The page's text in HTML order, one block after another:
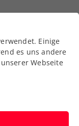
Einige
es uns andere
Webseite